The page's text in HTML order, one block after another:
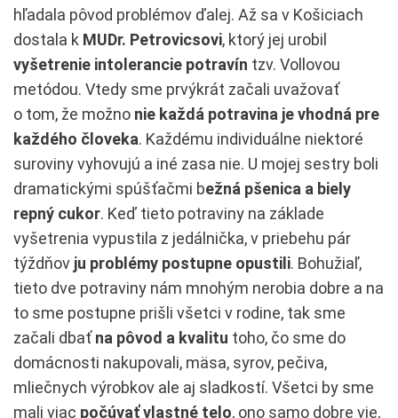
hľadala pôvod problémov ďalej. Až sa v Košiciach
dostala k MUDr. Petrovicsovi, ktorý jej urobil
vyšetrenie intolerancie potravín tzv. Vollovou
metódou. Vtedy sme prvýkrát začali uvažovať
o tom, že možno nie každá potravina je vhodná pre
každého človeka. Každému individuálne niektoré
suroviny vyhovujú a iné zasa nie. U mojej sestry boli
dramatickými spúšťačmi bežná pšenica a biely
repný cukor. Keď tieto potraviny na základe
vyšetrenia vypustila z jedálnička, v priebehu pár
týždňov ju problémy postupne opustili. Bohužiaľ,
tieto dve potraviny nám mnohým nerobia dobre a na
to sme postupne prišli všetci v rodine, tak sme
začali dbaťna pôvod a kvalitu toho, čo sme do
domácnosti nakupovali, mäsa, syrov, pečiva,
mliečnych výrobkov ale aj sladkostí. Všetci by sme
mali viac počúvať vlastné telo, ono samo dobre vie,